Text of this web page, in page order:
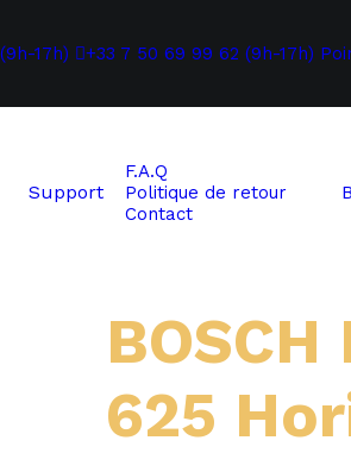
17h) +33 7 50 69 99 62 (9h-17h)
Support
F.A.Q
Politique de retour
Contact
BOSCH
625